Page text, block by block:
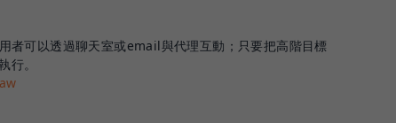
者可以透過聊天室或email與代理互動；只要把高階目標
行。